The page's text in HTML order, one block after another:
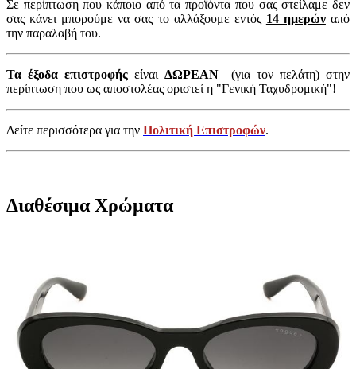
Σε περίπτωση που κάποιο από τα προϊόντα που σας στείλαμε δεν
σας κάνει μπορούμε να σας το αλλάξουμε εντός 14 ημερώναπό
την παραλαβή του.
Τα έξοδα επιστροφής είναι ΔΩΡΕΑΝ (για τον πελάτη) στην
περίπτωση που ως αποστολέας οριστεί η "Γενική Ταχυδρομική"!
Δείτε περισσότερα για την Πολιτική Επιστροφών.
Διαθέσιμα Χρώματα